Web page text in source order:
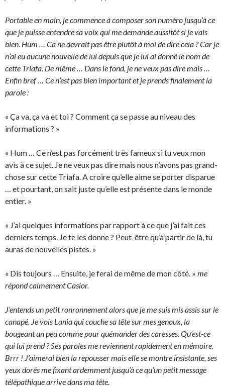
Portable en main, je commence à composer son numéro jusqu’à ce
que je puisse entendre sa voix qui me demande aussitôt si je vais
bien. Hum … Ca ne devrait pas être plutôt à moi de dire cela ? Car je
n’ai eu aucune nouvelle de lui depuis que je lui ai donné le nom de
cette Triafa. De même … Dans le fond, je ne veux pas dire mais …
Enfin bref … Ce n’est pas bien important et je prends finalement la
parole :
« Ça va, ça va et toi ? Comment ça se passe au niveau des
informations ? »
« Hum … Ce n’est pas forcément très fameux si tu veux mon
avis à ce sujet. Je ne veux pas dire mais nous n’avons pas grand-
chose sur cette Triafa. A croire qu’elle aime se porter disparue
… et pourtant, on sait juste qu’elle est présente dans le monde
entier. »
« J’ai quelques informations par rapport à ce que j’ai fait ces
derniers temps. Je te les donne ? Peut-être qu’à partir de là, tu
auras de nouvelles pistes. »
« Dis toujours … Ensuite, je ferai de même de mon côté. » me
répond calmement Casior.
J’entends un petit ronronnement alors que je me suis mis assis sur le
canapé. Je vois Lania qui couche sa tête sur mes genoux, la
bougeant un peu comme pour quémander des caresses. Qu’est-ce
qui lui prend ? Ses paroles me reviennent rapidement en mémoire.
Brrr ! J’aimerai bien la repousser mais elle se montre insistante, ses
yeux dorés me fixant ardemment jusqu’à ce qu’un petit message
télépathique arrive dans ma tête.